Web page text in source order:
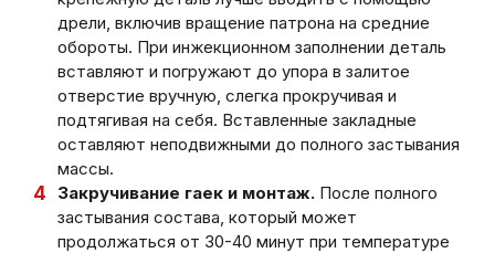
дрели, включив вращение патрона на средние
обороты. При инжекционном заполнении деталь
вставляют и погружают до упора в залитое
отверстие вручную, слегка прокручивая и
подтягивая на себя. Вставленные закладные
оставляют неподвижными до полного застывания
массы.
Закручивание гаек и монтаж. После полного
застывания состава, который может
продолжаться от 30-40 минут при температуре